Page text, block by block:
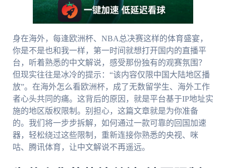
身在海外，每逢欧洲杯、NBA总决赛这样的体育盛宴，
你是不是也和我一样，第一时间就想打开国内的直播平
台，听着熟悉的中文解说，感受那份独有的观赛氛围？
但现实往往是冰冷的提示：“该内容仅限中国大陆地区播
放”。在海外怎么看欧洲杯，成了无数留学生、海外工作
者心头共同的痛。这背后的原因，就是平台基于IP地址实
施的地区版权限制。别担心，这篇文章就是为你准备
的。我们将一步步拆解，如何通过一款可靠的回国加速
器，轻松绕过这些限制，重新连接你熟悉的央视、咪
咕、腾讯体育，让中文解说不再遥远。